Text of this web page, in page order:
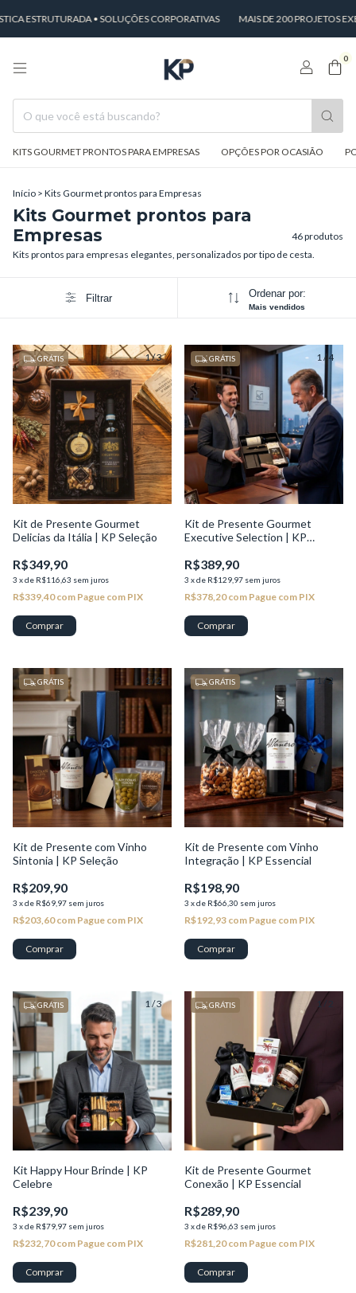
• SOLUÇÕES CORPORATIVAS MAIS DE 200 PROJETOS EXECUTADOS
0
KITS GOURMET PRONTOS PARA EMPRESAS OPÇÕES POR OCASIÃO
Início > Kits Gourmet prontos para Empresas
Kits Gourmet prontos para
Empresas
46 produtos
Kits prontos para empresas elegantes, personalizados por tipo de cesta.
Filtrar Ordenar por:
Mais vendidos
1/3
GRÁTIS
Kit de Presente Gourmet
Delicias da Itália | KP Seleção
R$349,90
3 xde R$116,63 sem juros
R$339,40com Pague com PIX
1/ 4
GRÁTIS
Kit de Presente Gourmet
Executive Selection | KP
R$389,90
3 xde R$129,97 sem juros
R$378,20com Pague com PIX
1/2
GRÁTIS
Kit de Presente com Vinho
Sintonia | KP Seleção
R$209,90
3 xde R$69,97 sem juros
R$203,60com Pague com PIX
1/2
GRÁTIS
Kit de Presente com Vinho
Integração | KP Essencial
R$198,90
3 xde R$66,30 sem juros
R$192,93 com Pague com PIX
1/3
GRÁTIS
Kit Happy Hour Brinde | KP
Celebre
R$239,90
3 xde R$79,97 sem juros
R$232,70com Pague com PIX
1/ 2
GRÁTIS
Kit de Presente Gourmet
Conexão | KP Essencial
R$289,90
3 xde R$96,63 sem juros
R$281,20com Pague com PIX